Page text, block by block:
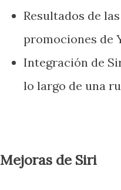
Resultados de
promociones de
Integración de
lo largo de una
Mejoras de Siri